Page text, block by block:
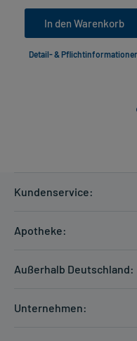
In den Warenkorb
Detail- &
Kundenservice:
Hilfe
Apotheke:
Außerhalb Deutschland:
Unternehmen: